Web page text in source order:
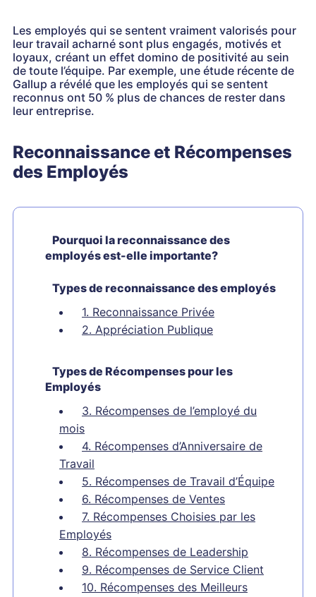
Les employés qui se sentent vraiment valorisés pour
leur travail acharné sont plus engagés, motivés et
loyaux, créant un effet domino de positivité au sein
de toute l’équipe. Par exemple, une étude récente de
Gallup a révélé que les employés qui se sentent
reconnus ont 50 % plus de chances de rester dans
leur entreprise.
Reconnaissance et Récompenses
des Employés
Pourquoi la reconnaissance des
employés est-elle importante?
Types de reconnaissance des employés
1. Reconnaissance Privée
2. Appréciation Publique
Types de Récompenses pour les
Employés
3. Récompenses de l’employé du
mois
4. Récompenses d’Anniversaire de
Travail
5. Récompenses de Travail d’Équipe
6. Récompenses de Ventes
7. Récompenses Choisies par les
Employés
8. Récompenses de Leadership
9. Récompenses de Service Client
10. Récompenses des Meilleurs